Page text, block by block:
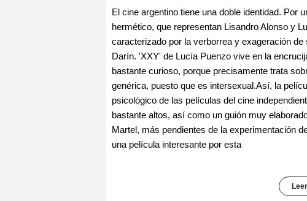
El cine argentino tiene una doble identidad. Por
hermético, que representan Lisandro Alonso y
caracterizado por la verborrea y exageración
Darín. 'XXY' de Lucía Puenzo vive en la
bastante curioso, porque precisamente trata
genérica, puesto que es intersexual.Así, la
psicológico de las películas del cine
bastante altos, así como un guión muy
Martel, más pendientes de la experimentación
una película interesante por esta